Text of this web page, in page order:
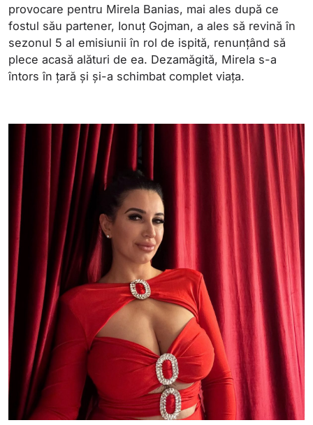
provocare pentru Mirela Banias, mai ales după ce
fostul său partener, Ionuț Gojman, a ales să revină în
sezonul 5 al emisiunii în rol de ispită, renunțând să
plece acasă alături de ea. Dezamăgită, Mirela s-a
întors în țară și și-a schimbat complet viața.